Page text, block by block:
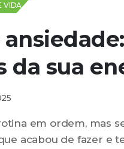
VIDA
da sua
em ordem, mas
acabou de fazer e